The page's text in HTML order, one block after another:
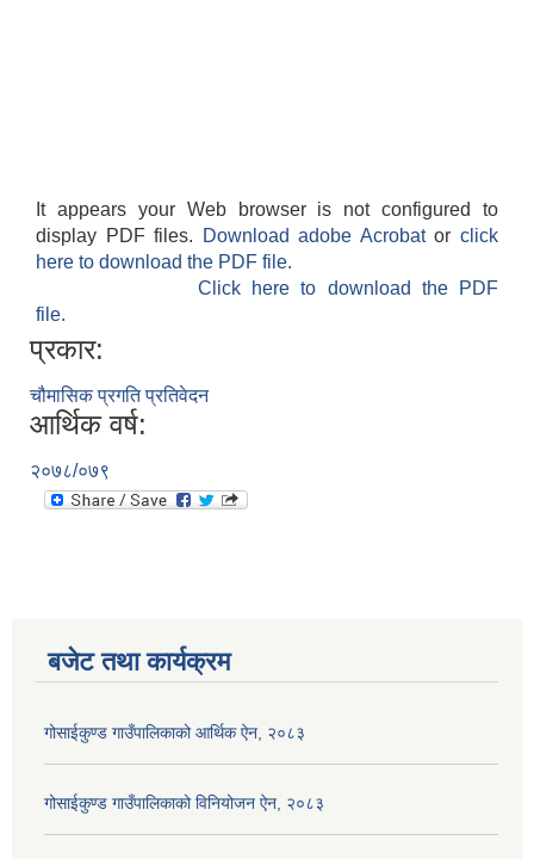
It appears your Web browser is not configured to
display PDF files.
Download adobe Acrobatorclick
here to download the PDF file.
Click here to download the PDF
file.
प्रकार:
चौमासिक प्रगति प्रतिवेदन
आर्थिक वर्ष:
२०७८/०७९
बजेट तथा कार्यक्रम
गोसाईकुण्ड गाउँपालिकाको आर्थिक ऐन, २०८३
गोसाईकुण्ड गाउँपालिकाको विनियोजन ऐन, २०८३